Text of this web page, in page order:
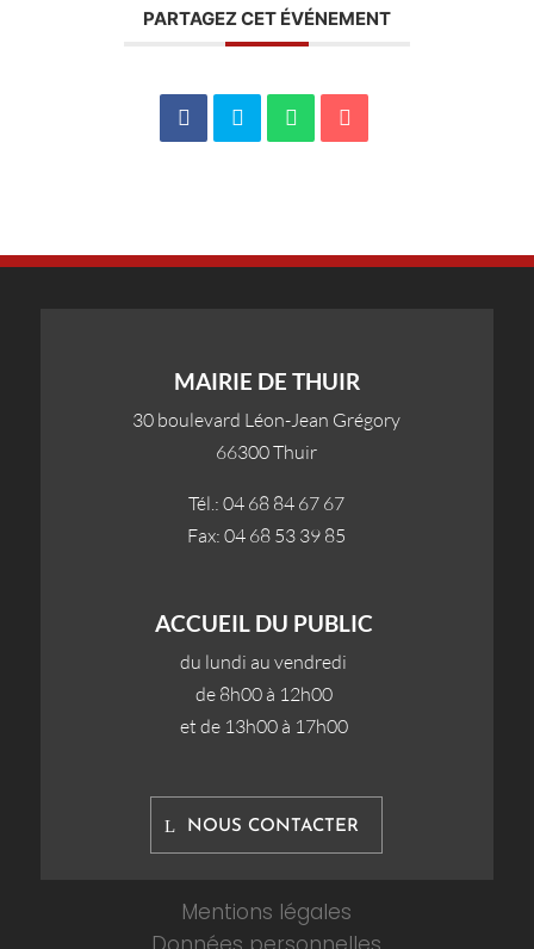
PARTAGEZ CET ÉVÉNEMENT
MAIRIE DE THUIR
30 boulevard Léon-Jean Grégory
66300 Thuir
Tél.: 04 68 84 67 67
Fax: 04 68 53 39 85
ACCUEIL DU PUBLIC
du lundi au vendredi
de 8h00 à 12h00
et de 13h00 à 17h00
NOUS CONTACTER
Mentions légales